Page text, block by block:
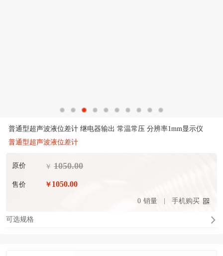
普通型超声波液位差计 继电器输出 常温常压 分辨率1mm显示仪
普通型超声波液位差计
原价 ￥ 1050.00
售价 ￥ 1050.00
0 销量 手机购买
可选规格